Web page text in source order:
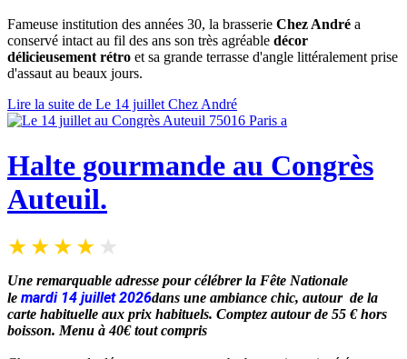
Fameuse institution des années 30, la brasserie Chez André a
conservé intact au fil des ans son très agréable décor
délicieusement rétro et sa grande terrasse d'angle littéralement prise
d'assaut au beaux jours.
Lire la suite de Le 14 juillet Chez André
Halte gourmande au Congrès
Auteuil.
Une remarquable adresse pour célébrer la Fête Nationale
le mardi 14 juillet 2026dans une ambiance chic, autour de la
carte habituelle aux prix habituels. Comptez autour de 55 € hors
boisson. Menu à 40€ tout compris